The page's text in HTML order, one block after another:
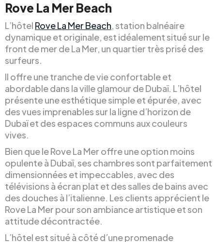
Rove La Mer Beach
L’hôtel Rove La Mer Beach, station balnéaire
dynamique et originale, est idéalement situé sur le
front de mer de La Mer, un quartier très prisé des
surfeurs.
Il offre une tranche de vie confortable et
abordable dans la ville glamour de Dubaï. L’hôtel
présente une esthétique simple et épurée, avec
des vues imprenables sur la ligne d’horizon de
Dubaï et des espaces communs aux couleurs
vives.
Bien que le Rove La Mer offre une option moins
opulente à Dubaï, ses chambres sont parfaitement
dimensionnées et impeccables, avec des
télévisions à écran plat et des salles de bains avec
des douches à l’italienne. Les clients apprécient le
Rove La Mer pour son ambiance artistique et son
attitude décontractée.
L’hôtel est situé à côté d’une promenade